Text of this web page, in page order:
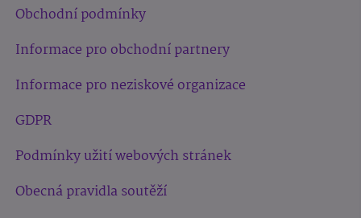
Obchodní podmínky
Informace pro obchodní partnery
Informace pro neziskové organizace
GDPR
Podmínky užití webových stránek
Obecná pravidla soutěží